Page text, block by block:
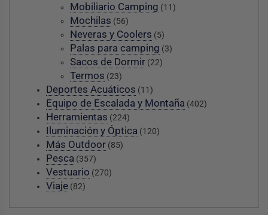
Mobiliario Camping (11)
Mochilas (56)
Neveras y Coolers (5)
Palas para camping (3)
Sacos de Dormir (22)
Termos (23)
Deportes Acuáticos (11)
Equipo de Escalada y Montaña (402)
Herramientas (224)
Iluminación y Óptica (120)
Más Outdoor (85)
Pesca (357)
Vestuario (270)
Viaje (82)